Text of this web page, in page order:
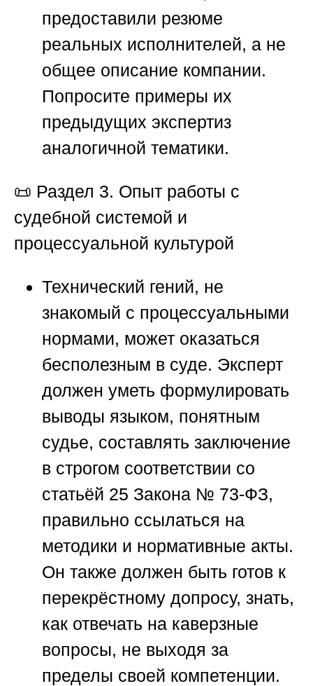
предоставили резюме
реальных исполнителей, а не
общее описание компании.
Попросите примеры их
предыдущих экспертиз
аналогичной тематики.
📜 Раздел 3. Опыт работы с
судебной системой и
процессуальной культурой
Технический гений, не
знакомый с процессуальными
нормами, может оказаться
бесполезным в суде. Эксперт
должен уметь формулировать
выводы языком, понятным
судье, составлять заключение
в строгом соответствии со
статьёй 25 Закона № 73-ФЗ,
правильно ссылаться на
методики и нормативные акты.
Он также должен быть готов к
перекрёстному допросу, знать,
как отвечать на каверзные
вопросы, не выходя за
пределы своей компетенции.